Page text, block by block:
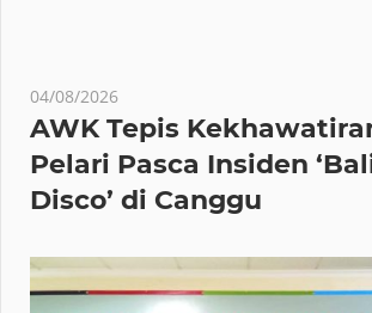
04/08/2026
AWK Tepis
Pelari Pasca Insiden
Disco’ di Canggu